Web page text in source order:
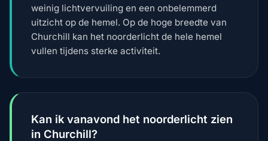
weinig lichtvervuiling en een onbelemmerd
uitzicht op de hemel. Op de hoge breedte van
Churchill kan het noorderlicht de hele hemel
vullen tijdens sterke activiteit.
Kan ik vanavond het noorderlicht zien
in Churchill?